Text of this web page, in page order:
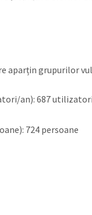
aparțin grupurilor
an): 687
724 persoane